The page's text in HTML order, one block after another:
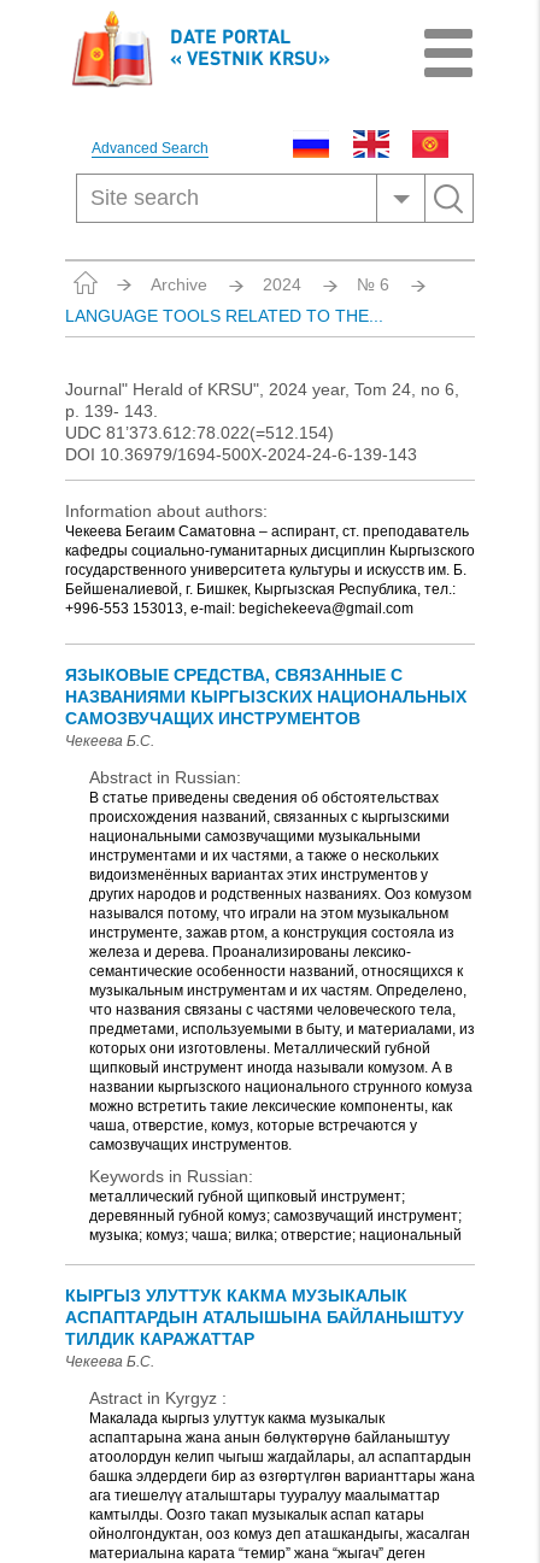
DATE PORTAL
« VESTNIK KRSU»
Advanced Search
Archive 2024
№ 6
LANGUAGE TOOLS RELATED TO THE...
Journal" Herald of KRSU", 2024 year, Tom 24, no 6,
p. 139- 143.
UDC 81’373.612:78.022(=512.154)
DOI 10.36979/1694-500X-2024-24-6-139-143
Information about authors:
Чекеева Бегаим Саматовна – аспирант, ст. преподаватель
кафедры социально-гуманитарных дисциплин Кыргызского
государственного университета культуры и искусств им. Б.
Бейшеналиевой, г. Бишкек, Кыргызская Республика, тел.:
+996-553 153013, е-mail: begichekeeva@gmail.com
ЯЗЫКОВЫЕ СРЕДСТВА, СВЯЗАННЫЕ С
НАЗВАНИЯМИ КЫРГЫЗСКИХ НАЦИОНАЛЬНЫХ
САМОЗВУЧАЩИХ ИНСТРУМЕНТОВ
Чекеева Б.С.
Abstract in Russian:
В статье приведены сведения об обстоятельствах
происхождения названий, связанных с кыргызскими
национальными самозвучащими музыкальными
инструментами и их частями, а также о нескольких
видоизменённых вариантах этих инструментов у
других народов и родственных названиях. Ооз комузом
назывался потому, что играли на этом музыкальном
инструменте, зажав ртом, а конструкция состояла из
железа и дерева. Проанализированы лексико-
семантические особенности названий, относящихся к
музыкальным инструментам и их частям. Определено,
что названия связаны с частями человеческого тела,
предметами, используемыми в быту, и материалами, из
которых они изготовлены. Металлический губной
щипковый инструмент иногда называли комузом. А в
названии кыргызского национального струнного комуза
можно встретить такие лексические компоненты, как
чаша, отверстие, комуз, которые встречаются у
самозвучащих инструментов.
Keywords in Russian:
металлический губной щипковый инструмент;
деревянный губной комуз; самозвучащий инструмент;
музыка; комуз; чаша; вилка; отверстие; национальный
КЫРГЫЗ УЛУТТУК КАКМА МУЗЫКАЛЫК
АСПАПТАРДЫН АТАЛЫШЫНА БАЙЛАНЫШТУУ
ТИЛДИК КАРАЖАТТАР
Чекеева Б.С.
Astract in Kyrgyz :
Макалада кыргыз улуттук какма музыкалык
аспаптарына жана анын бөлүктөрүнө байланыштуу
атоолордун келип чыгыш жагдайлары, ал аспаптардын
башка элдердеги бир аз өзгөртүлгөн варианттары жана
ага тиешелүү аталыштары тууралуу маалыматтар
камтылды. Оозго такап музыкалык аспап катары
ойнолгондуктан, ооз комуз деп аташкандыгы, жасалган
материалына карата “темир” жана “жыгач” деген